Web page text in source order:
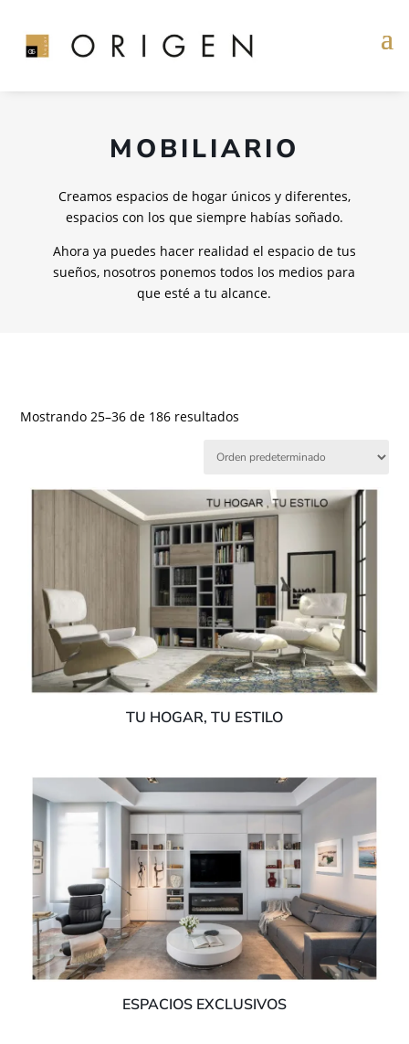
MOBILIARIO
Creamos espacios de hogar únicos y diferentes,
espacios con los que siempre habías soñado.
Ahora ya puedes hacer realidad el espacio de tus
sueños, nosotros ponemos todos los medios para
que esté a tu alcance.
Mostrando 25–36 de 186 resultados
TU HOGAR, TU ESTILO
ESPACIOS EXCLUSIVOS